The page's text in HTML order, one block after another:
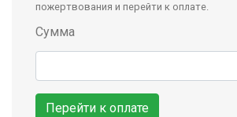
пожертвования и перейти к оплате.
Сумма
Перейти к оплате